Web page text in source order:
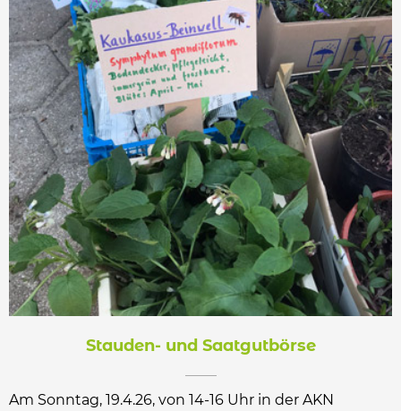
Stauden- und Saatgutbörse
Am Sonntag, 19.4.26, von 14-16 Uhr in der AKN